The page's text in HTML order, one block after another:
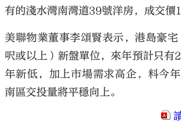
有的淺水灣南灣道39號洋房，成交價
美聯物業董事李頌賢表示，港島豪
呎或以上）新盤單位，來年預計只有
年新低，加上市場需求高企，料今
南區交投量將平穩向上。